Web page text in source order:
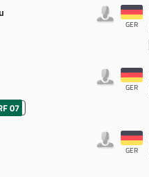
GER
07
GER
GER